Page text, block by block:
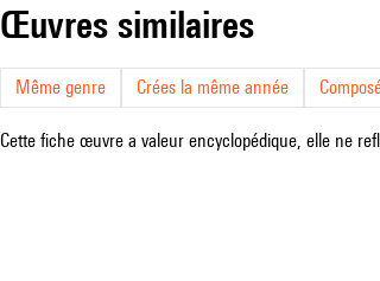
œuvres similaires
Même genre Crées la même année
Cette fiche œuvre a valeur encyclopédique, elle ne